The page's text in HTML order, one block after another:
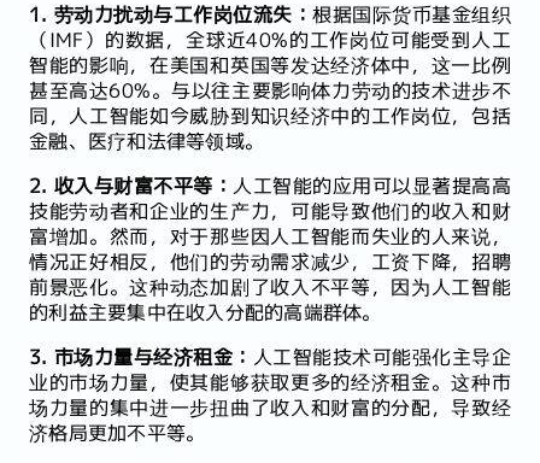
1. 劳动力扰动与工作岗位流失：根据国际货币基金组织
（IMF）的数据，全球近40%的工作岗位可能受到人工
智能的影响，在美国和英国等发达经济体中，这一比例
甚至高达60%。与以往主要影响体力劳动的技术进步不
同，人工智能如今威胁到知识经济中的工作岗位，包括
金融、医疗和法律等领域。
2. 收入与财富不平等： 人工智能的应用可以显著提高高
技能劳动者和企业的生产力，可能导致他们的收入和财
富增加。然而，对于那些因人工智能而失业的人来说，
情况正好相反，他们的劳动需求减少，工资下降，招聘
前景恶化。这种动态加剧了收入不平等，因为人工智能
的利益主要集中在收入分配的高端群体。
3. 市场力量与经济租金： 人工智能技术可能强化主导企
业的市场力量，使其能够获取更多的经济租金。这种市
场力量的集中进一步扭曲了收入和财富的分配，导致经
济格局更加不平等。